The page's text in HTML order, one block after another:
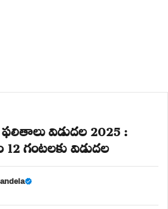
విడుదల 2025 :
గంటలకు విడుదల